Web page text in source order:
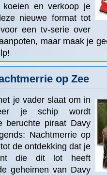
en verkoop je
nieuwe format tot
een tv-serie over
maar maak je
op Zee
je vader slaat om in
je schip wordt
beruchte piraat Davy
Nachtmerrie op
de ontdekking dat je
die dit lot heeft
geheimen van Davy